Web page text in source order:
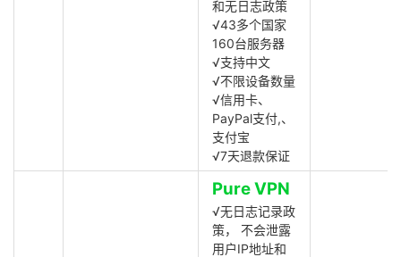
和无日志政策
√43多个国家
160台服务器
√支持中文
√不限设备数量
√信用卡、
PayPal支付,、
支付宝
√7天退款保证
Pure VPN
√无日志记录政
策， 不会泄露
用户IP地址和